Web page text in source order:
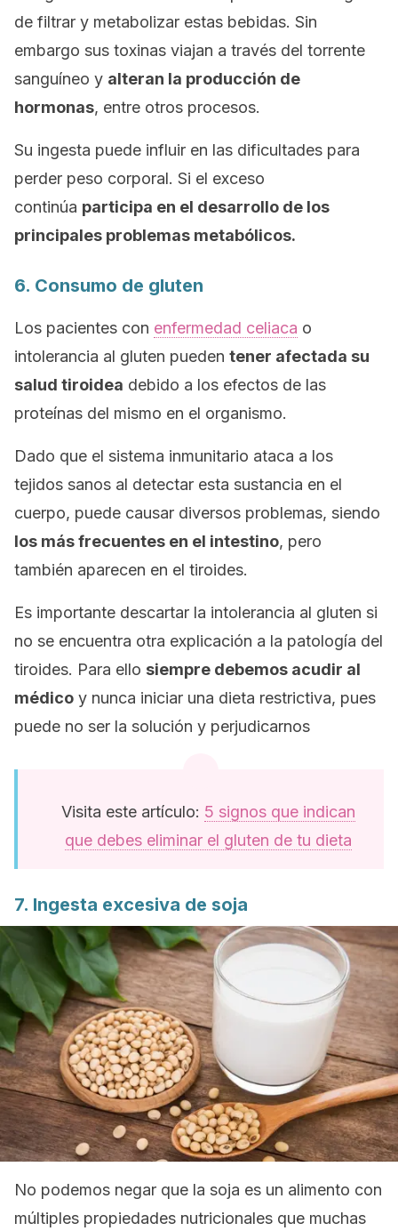
de filtrar y metabolizar estas bebidas. Sin
embargo sus toxinas viajan a través del torrente
sanguíneo y alteran la producción de
hormonas, entre otros procesos.
Su ingesta puede influir en las dificultades para
perder peso corporal. Si el exceso
continúa participa en el desarrollo de los
principales problemas metabólicos.
6. Consumo de gluten
Los pacientes con enfermedad celiaca o
intolerancia al gluten pueden tener afectada su
salud tiroidea debido a los efectos de las
proteínas del mismo en el organismo.
Dado que el sistema inmunitario ataca a los
tejidos sanos al detectar esta sustancia en el
cuerpo, puede causar diversos problemas, siendo
los más frecuentes en el intestino, pero
también aparecen en el tiroides.
Es importante descartar la intolerancia al gluten si
no se encuentra otra explicación a la patología del
tiroides. Para ello siempre debemos acudir al
médico y nunca iniciar una dieta restrictiva, pues
puede no ser la solución y perjudicarnos
Visita este artículo: 5 signos que indican
que debes eliminar el gluten de tu dieta
7. Ingesta excesiva de soja
No podemos negar que la soja es un alimento con
múltiples propiedades nutricionales que muchas